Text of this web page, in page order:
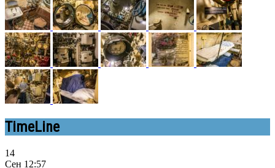
TimeLine
14
Сен 12:57